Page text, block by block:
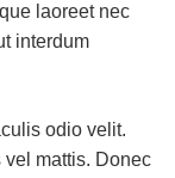
laoreet nec
interdum
odio velit.
vel mattis. Donec